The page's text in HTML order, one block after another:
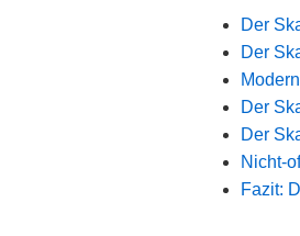
Der
Der
Der
Der
Nicht-
Fazit: